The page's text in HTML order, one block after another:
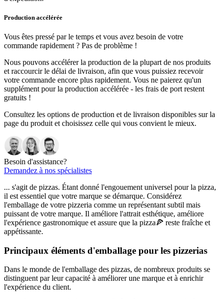
Production accélérée
Vous êtes pressé par le temps et vous avez besoin de votre
commande rapidement ? Pas de problème !
Nous pouvons accélérer la production de la plupart de nos produits
et raccourcir le délai de livraison, afin que vous puissiez recevoir
votre commande encore plus rapidement. Vous ne paierez qu'un
supplément pour la production accélérée - les frais de port restent
gratuits !
Consultez les options de production et de livraison disponibles sur la
page du produit et choisissez celle qui vous convient le mieux.
Besoin d'assistance?
Demandez à nos spécialistes
... s'agit de pizzas. Étant donné l'engouement universel pour la pizza,
il est essentiel que votre marque se démarque. Considérez
l'emballage de votre pizzeria comme un représentant subtil mais
puissant de votre marque. Il améliore l'attrait esthétique, améliore
l'expérience gastronomique et assure que la pizza🍕 reste fraîche et
appétissante.
Principaux éléments d'emballage pour les pizzerias
Dans le monde de l'emballage des pizzas, de nombreux produits se
distinguent par leur capacité à améliorer une marque et à enrichir
l'expérience du client.